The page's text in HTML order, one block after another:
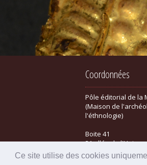
Ce site utilise des cookies
Coordonnées
Pôle éditorial de la
(Maison de
l'éthnologie)
Boite 41
21 allée de
F-92023 Nanterre